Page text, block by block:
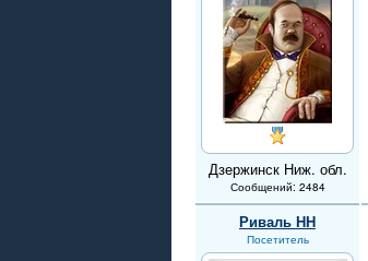
Дзержинск Ниж. обл.
Сообщений: 2484
Риваль НН
Посетитель